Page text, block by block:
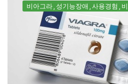
비아그라 성기능장애 사용경험